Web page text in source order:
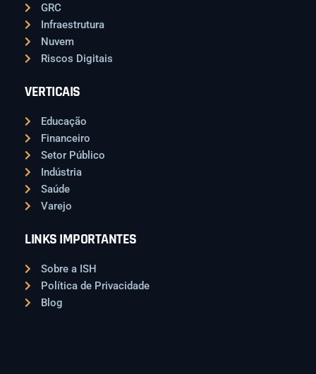
GRC
Infraestrutura
Nuvem
Riscos Digitais
VERTICAIS
Educação
Financeiro
Setor Público
Indústria
Saúde
Varejo
LINKS IMPORTANTES
Sobre a ISH
Política de Privacidade
Blog